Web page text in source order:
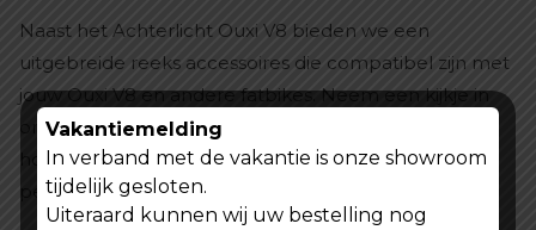
Naast het Achterlicht Ouxi V8 bieden we een
uitgebreide reeks accessoires die compatibel zijn met
jouw Ouxi V8 en andere fatbikes. Neem een kijkje in
onze onderdelen en accessoires collectie om te zien
hoe je jouw fiets verder kunt uitrusten en
personaliseren volgens jouw wensen en behoeften.
Vakantiemelding
In verband met de vakantie is onze showroom
tijdelijk gesloten.
Uiteraard kunnen wij uw bestelling nog